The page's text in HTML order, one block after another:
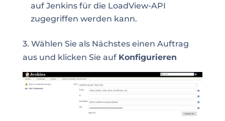
auf Jenkins für die LoadView-API
zugegriffen werden kann.
3. Wählen Sie als Nächstes einen Auftrag
aus und klicken Sie auf Konfigurieren